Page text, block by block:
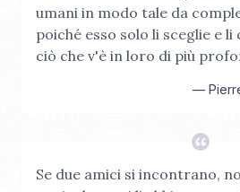
umani in modo tale da
poiché esso solo li sceglie e
ciò che v'è in loro di più
—
Se due amici si incontrano,